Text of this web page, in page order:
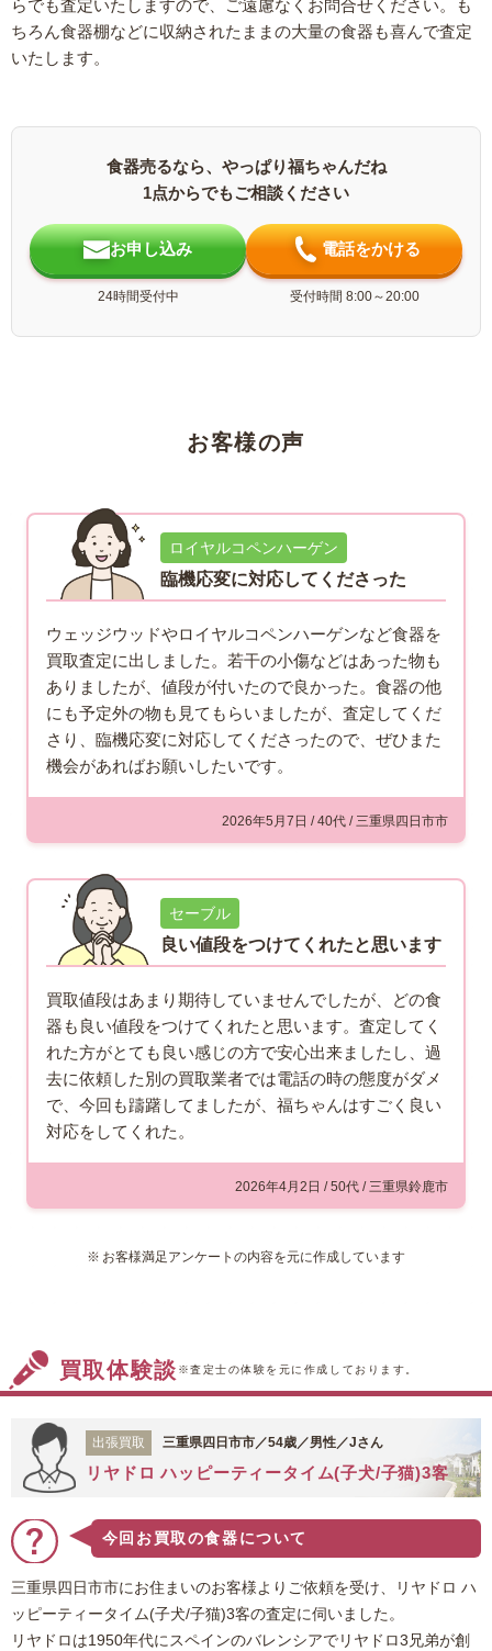
らでも査定いたしますので、ご遠慮なくお問合せください。も
ちろん食器棚などに収納されたままの大量の食器も喜んで査定
いたします。
食器売るなら、やっぱり福ちゃんだね
1点からでもご相談ください
お申し込み
24時間受付中
電話をかける
受付時間 8:00～20:00
お客様の声
ロイヤルコペンハーゲン
臨機応変に対応してくださった
ウェッジウッドやロイヤルコペンハーゲンなど食器を
買取査定に出しました。若干の小傷などはあった物も
ありましたが、値段が付いたので良かった。食器の他
にも予定外の物も見てもらいましたが、査定してくだ
さり、臨機応変に対応してくださったので、ぜひまた
機会があればお願いしたいです。
2026年5月7日 / 40代 / 三重県四日市市
セーブル
良い値段をつけてくれたと思います
買取値段はあまり期待していませんでしたが、どの食
器も良い値段をつけてくれたと思います。査定してく
れた方がとても良い感じの方で安心出来ましたし、過
去に依頼した別の買取業者では電話の時の態度がダメ
で、今回も躊躇してましたが、福ちゃんはすごく良い
対応をしてくれた。
2026年4月2日 / 50代 / 三重県鈴鹿市
お客様満足アンケートの内容を元に作成しています
買取体験談 ※査定士の体験を元に作成しております。
出張買取 三重県四日市市／54歳／男性／Jさん
リヤドロ ハッピーティータイム(子犬/子猫)3客
今回お買取の食器について
三重県四日市市にお住まいのお客様よりご依頼を受け、リヤドロ ハ
ッピーティータイム(子犬/子猫)3客の査定に伺いました。
リヤドロは1950年代にスペインのバレンシアでリヤドロ3兄弟が創